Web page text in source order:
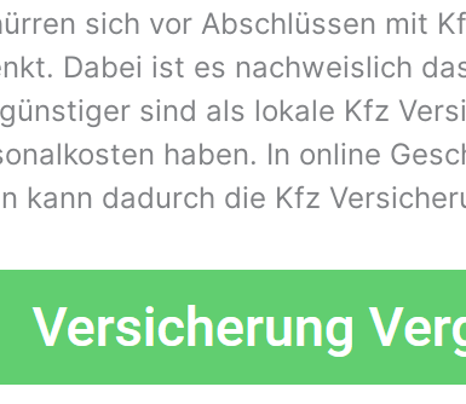
sich vor Abschlüssen mit
Dabei ist es nachweislich
sind als lokale Kfz
haben. In online
kann dadurch die Kfz